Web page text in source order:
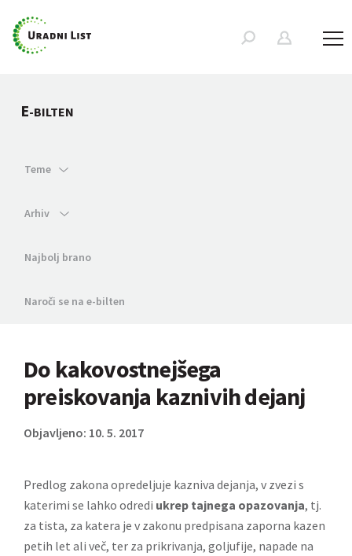
E-BILTEN
Teme
Arhiv
Najbolj brano
Naroči se na e-bilten
Do kakovostnejšega
preiskovanja kaznivih dejanj
Objavljeno: 10. 5. 2017
Predlog zakona opredeljuje kazniva dejanja, v zvezi s
katerimi se lahko odredi ukrep tajnega opazovanja, tj.
za tista, za katera je v zakonu predpisana zaporna kazen
petih let ali več, ter za prikrivanja, goljufije, napade na